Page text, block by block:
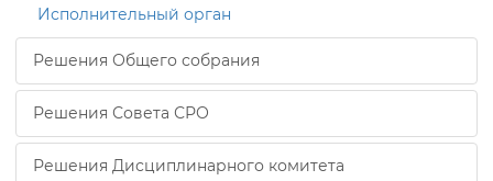
Исполнительный орган
Решения Общего собрания
Решения Совета СРО
Решения Дисциплинарного комитета